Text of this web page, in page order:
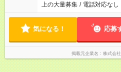
上の大量募集 / 電話対応なし
気になる！ 応募
掲載元企業名 株式会